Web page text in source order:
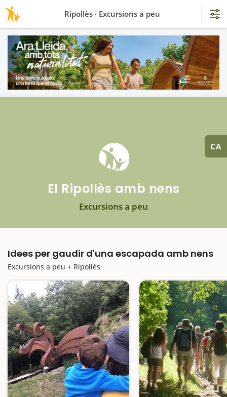
CA
El Ripollès amb nens
Excursions a peu
Idees per gaudir d'una escapada amb nens
Excursions a peu + Ripollès
Ripollès · Excursions a peu